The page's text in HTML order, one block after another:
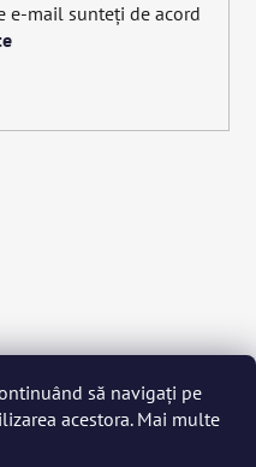
să navigați pe
acestora. Mai multe
e-mail sunteți de acord
Deutsch Magyar
Español Français